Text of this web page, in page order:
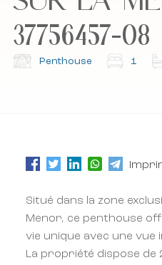
37756457-08
Penthouse 1
Situé dans la zone
Menor, ce penthouse
vie unique avec une
La propriété dispose de